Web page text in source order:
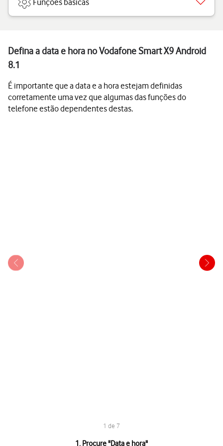
Funções básicas
Defina a data e hora no Vodafone Smart X9 Android
8.1
É importante que a data e a hora estejam definidas
corretamente uma vez que algumas das funções do
telefone estão dependentes destas.
1 de 7
1. Procure "Data e hora"